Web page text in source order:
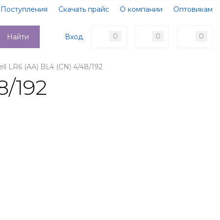
Поступления Скачать прайс О компании
Оптовикам
Доставка
Контакты
Вход 0 0 0
Найти
LR6 (AA) BL4 (CN) 4/48/192
192